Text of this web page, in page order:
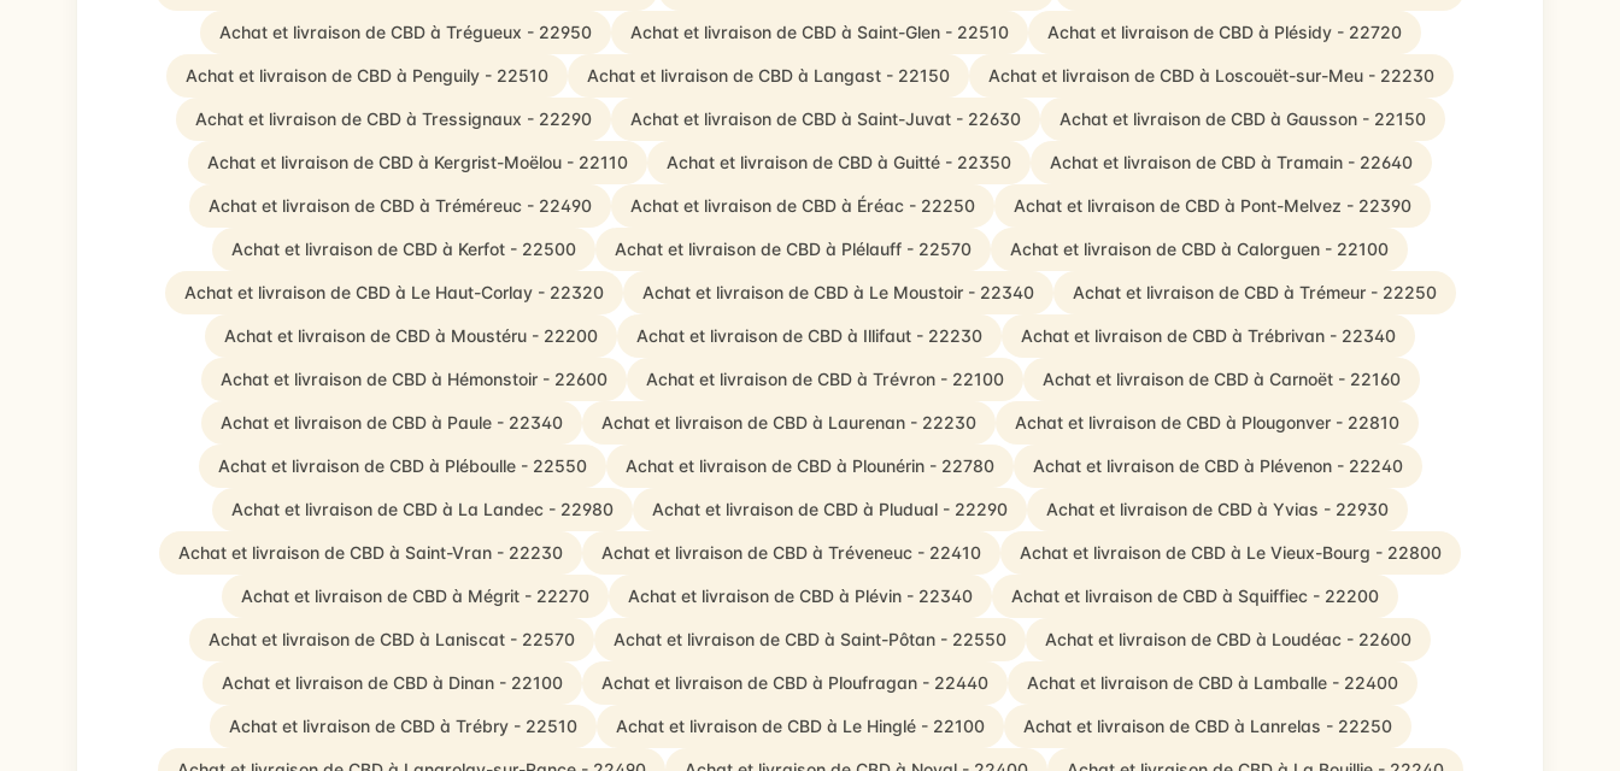
Achat et livraison de CBD à Trégueux - 22950 Achat et livraison de CBD à Saint-Glen - 22510 Achat et livraison de CBD à Plésidy - 22720
Achat et livraison de CBD à Penguily - 22510 Achat et livraison de CBD à Langast - 22150 Achat et livraison de CBD à Loscouët-sur-Meu - 22230
Achat et livraison de CBD à Tressignaux - 22290 Achat et livraison de CBD à Saint-Juvat - 22630 Achat et livraison de CBD à Gausson - 22150
Achat et livraison de CBD à Kergrist-Moëlou - 22110 Achat et livraison de CBD à Guitté - 22350 Achat et livraison de CBD à Tramain - 22640
Achat et livraison de CBD à Tréméreuc - 22490 Achat et livraison de CBD à Éréac - 22250 Achat et livraison de CBD à Pont-Melvez - 22390
Achat et livraison de CBD à Kerfot - 22500 Achat et livraison de CBD à Plélauff - 22570 Achat et livraison de CBD à Calorguen - 22100
Achat et livraison de CBD à Le Haut-Corlay - 22320 Achat et livraison de CBD à Le Moustoir - 22340 Achat et livraison de CBD à Trémeur - 22250
Achat et livraison de CBD à Moustéru - 22200 Achat et livraison de CBD à Illifaut - 22230 Achat et livraison de CBD à Trébrivan - 22340
Achat et livraison de CBD à Hémonstoir - 22600 Achat et livraison de CBD à Trévron - 22100 Achat et livraison de CBD à Carnoët - 22160
Achat et livraison de CBD à Paule - 22340 Achat et livraison de CBD à Laurenan - 22230 Achat et livraison de CBD à Plougonver - 22810
Achat et livraison de CBD à Pléboulle - 22550 Achat et livraison de CBD à Plounérin - 22780 Achat et livraison de CBD à Plévenon - 22240
Achat et livraison de CBD à La Landec - 22980 Achat et livraison de CBD à Pludual - 22290 Achat et livraison de CBD à Yvias - 22930
Achat et livraison de CBD à Saint-Vran - 22230 Achat et livraison de CBD à Tréveneuc - 22410 Achat et livraison de CBD à Le Vieux-Bourg - 22800
Achat et livraison de CBD à Mégrit - 22270 Achat et livraison de CBD à Plévin - 22340 Achat et livraison de CBD à Squiffiec - 22200
Achat et livraison de CBD à Laniscat - 22570 Achat et livraison de CBD à Saint-Pôtan - 22550 Achat et livraison de CBD à Loudéac - 22600
Achat et livraison de CBD à Dinan - 22100 Achat et livraison de CBD à Ploufragan - 22440 Achat et livraison de CBD à Lamballe - 22400
Achat et livraison de CBD à Trébry - 22510 Achat et livraison de CBD à Le Hinglé - 22100 Achat et livraison de CBD à Lanrelas - 22250